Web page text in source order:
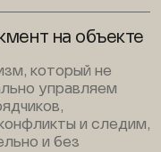
на объекте
который не
управляем
и следим,
и без